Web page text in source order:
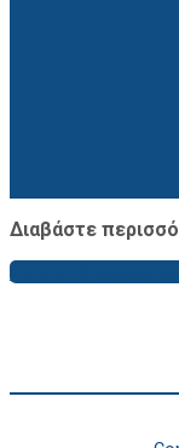
Διαβάστε